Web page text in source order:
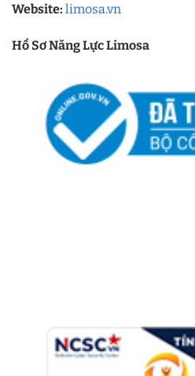
Website: limosa.vn
Hồ Sơ Năng Lực Limosa